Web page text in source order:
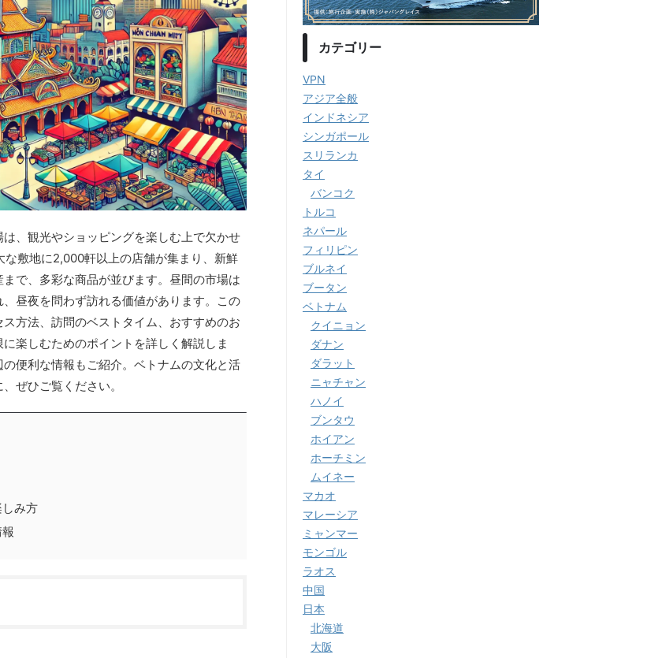
、観光やショッピングを楽しむ上で欠かせ
敷地に2,000軒以上の店舗が集まり、新鮮
で、多彩な商品が並びます。昼間の市場は
昼夜を問わず訪れる価値があります。この
方法、訪問のベストタイム、おすすめのお
楽しむためのポイントを詳しく解説しま
便利な情報もご紹介。ベトナムの文化と活
ぜひご覧ください。
み方
カテゴリー
VPN
アジア全般
インドネシア
シンガポール
スリランカ
タイ
バンコク
トルコ
ネパール
フィリピン
ブルネイ
ブータン
ベトナム
クイニョン
ダナン
ダラット
ニャチャン
ハノイ
ブンタウ
ホイアン
ホーチミン
ムイネー
マカオ
マレーシア
ミャンマー
モンゴル
ラオス
中国
日本
北海道
大阪